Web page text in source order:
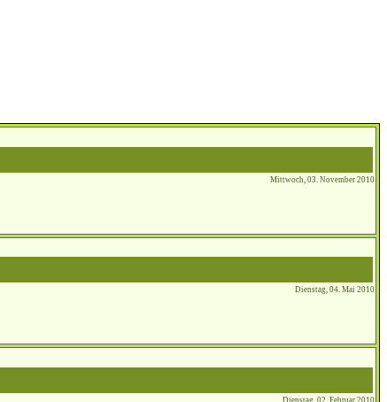
Mittwoch, 03. November 2010
Dienstag, 04. Mai 2010
Dienstag, 02. Februar 2010